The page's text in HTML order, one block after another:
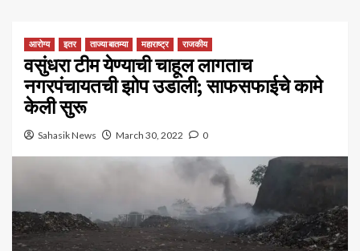
आरोग्य इतर ताज्या बातम्या महाराष्ट्र राजकीय
वसुंधरा टीम येण्याची चाहूल लागताच
नगरपंचायतची झोप उडाली; साफसफाईचे कामे
केली सुरू
Sahasik News March 30, 2022 0